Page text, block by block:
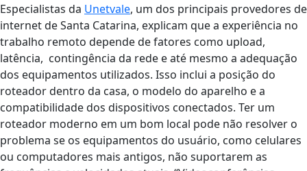
Especialistas da Unetvale, um dos principais provedores de
internet de Santa Catarina, explicam que a experiência no
trabalho remoto depende de fatores como upload,
latência, contingência da rede e até mesmo a adequação
dos equipamentos utilizados. Isso inclui a posição do
roteador dentro da casa, o modelo do aparelho e a
compatibilidade dos dispositivos conectados. Ter um
roteador moderno em um bom local pode não resolver o
problema se os equipamentos do usuário, como celulares
ou computadores mais antigos, não suportarem as